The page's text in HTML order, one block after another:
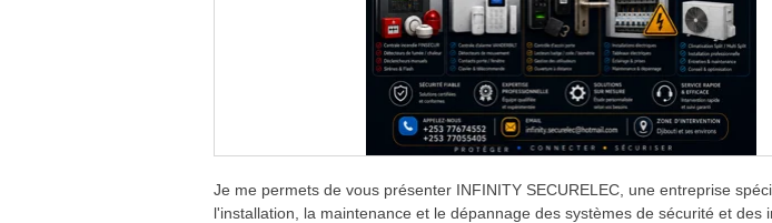
Je me permets de vous présenter INFINITY SECURELEC, une entreprise
l'installation, la maintenance et le dépannage des systèmes de sécurité et des